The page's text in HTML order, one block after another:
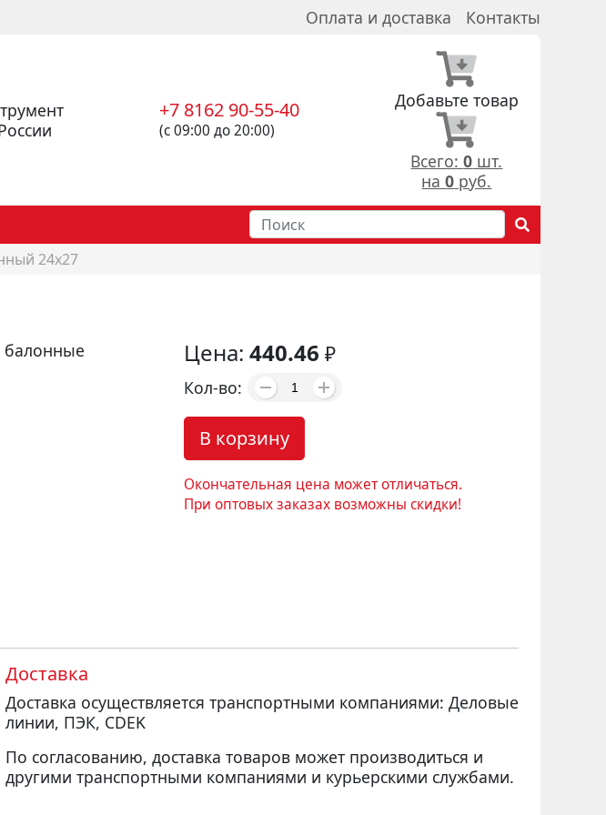
Оплата и доставка Контакты
+7 8162 90-55-40
(с 09:00 до 20:00)
Добавьте товар
Всего:0 шт.
на0 руб.
24х27
Цена: 440.46 ₽
Кол-во:
В корзину
Окончательная цена может отличаться.
При оптовых заказах возможны скидки!
Доставка
Доставка осуществляется транспортными компаниями: Деловые
линии, ПЭК, CDEK
По согласованию, доставка товаров может производиться и
другими транспортными компаниями и курьерскими службами.